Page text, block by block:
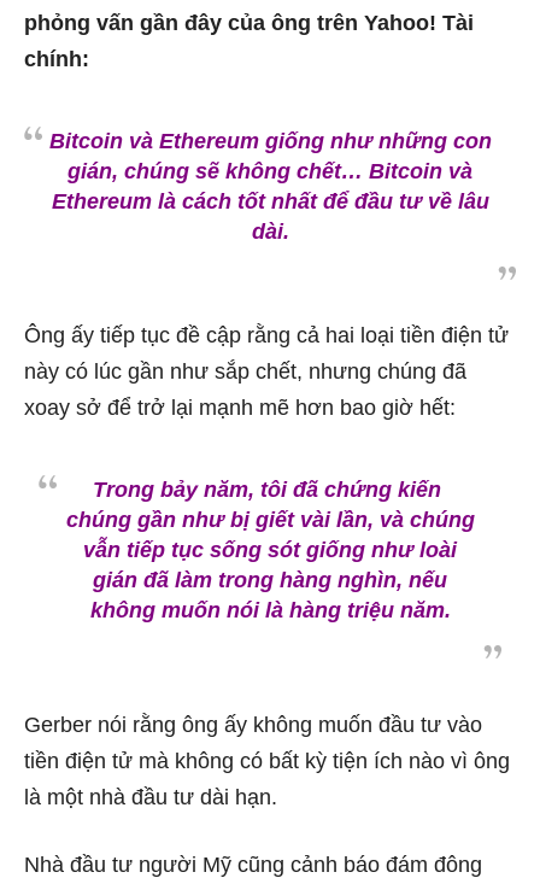
phỏng vấn gần đây của ông trên Yahoo! Tài
chính:
Bitcoin và Ethereum giống như những con
gián, chúng sẽ không chết… Bitcoin và
Ethereum là cách tốt nhất để đầu tư về lâu
dài.
Ông ấy tiếp tục đề cập rằng cả hai loại tiền điện tử
này có lúc gần như sắp chết, nhưng chúng đã
xoay sở để trở lại mạnh mẽ hơn bao giờ hết:
Trong bảy năm, tôi đã chứng kiến ​​
chúng gần như bị giết vài lần, và chúng
vẫn tiếp tục sống sót giống như loài
gián đã làm trong hàng nghìn, nếu
không muốn nói là hàng triệu năm.
Gerber nói rằng ông ấy không muốn đầu tư vào
tiền điện tử mà không có bất kỳ tiện ích nào vì ông
là một nhà đầu tư dài hạn.
Nhà đầu tư người Mỹ cũng cảnh báo đám đông